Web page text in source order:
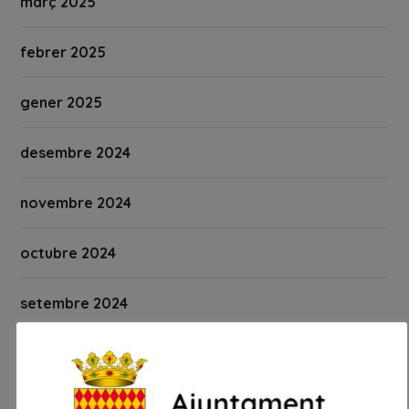
febrer 2025
gener 2025
desembre 2024
novembre 2024
octubre 2024
setembre 2024
agost 2024
juliol 2024